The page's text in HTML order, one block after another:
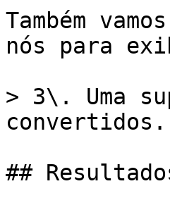
Também
nós para
> 3\. Uma
convertidos.
##